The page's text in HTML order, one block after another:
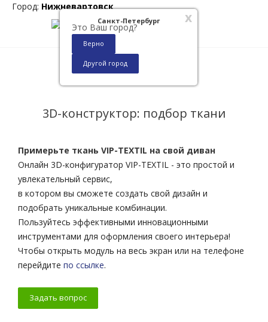
x
Санкт-Петербург
Это Ваш город?
Верно
Другой город
Город: Нижневартовск
3D-конструктор: подбор ткани
Примерьте ткань VIP-TEXTIL на свой диван
Онлайн 3D-конфигуратор VIP-TEXTIL - это простой и
увлекательный сервис,
в котором вы сможете создать свой дизайн и
подобрать уникальные комбинации.
Пользуйтесь эффективными инновационными
инструментами для оформления своего интерьера!
Чтобы открыть модуль на весь экран или на телефоне
перейдите по ссылке.
Задать вопрос